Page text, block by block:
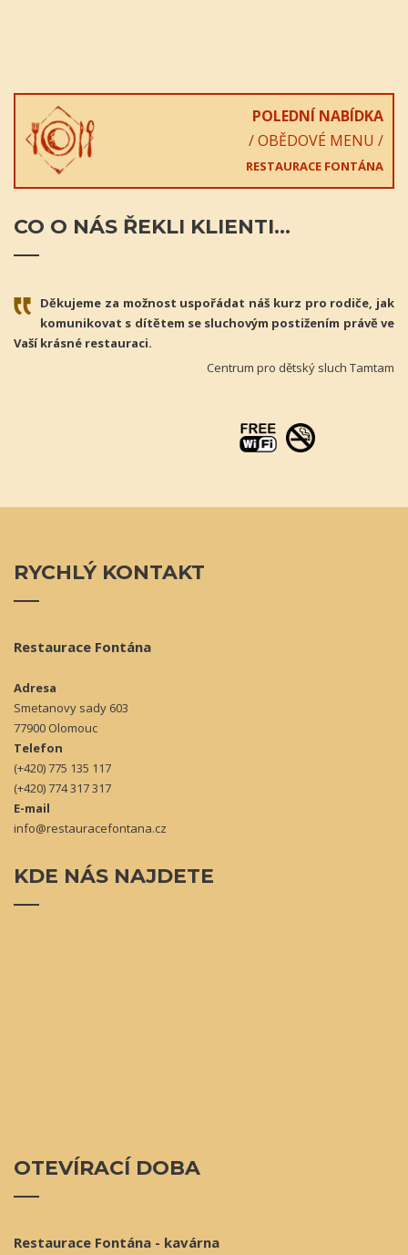
POLEDNÍ NABÍDKA
/ OBĚDOVÉ MENU /
RESTAURACE FONTÁNA
CO O NÁS ŘEKLI KLIENTI...
Děkujeme za možnost uspořádat náš kurz pro rodiče, jak
komunikovat s dítětem se sluchovým postižením právě ve
Vaší krásné restauraci.
Centrum pro dětský sluch Tamtam
RYCHLÝKONTAKT
Restaurace Fontána
Adresa
Smetanovy sady 603
77900 Olomouc
Telefon
(+420) 775 135 117
(+420) 774 317 317
E-mail
info@restauracefontana.cz
KDE NÁS NAJDETE
OTEVÍRACÍ DOBA
Restaurace Fontána - kavárna